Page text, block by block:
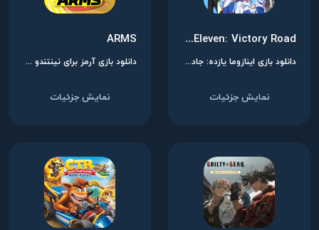
Inazuma Eleven: Victory Road
دانلود بازی اینازوما یازده: جاده پیروزی برای نینتندو سوییچ
نمایش جزئیات
ARMS
دانلود بازی آرمز برای نینتندو سوییچ
نمایش جزئیات